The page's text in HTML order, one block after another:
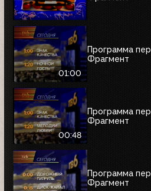
01:00
Программа
Фрагмент
00:48
Программа
Фрагмент
Программа
Фрагмент